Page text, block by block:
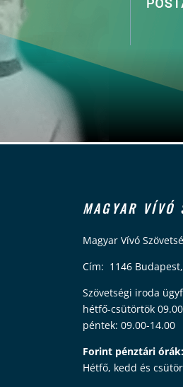
MAGYAR VÍVÓ
Magyar Vívó
Cím: 1146
Szövetségi iroda
hétfő-csütörtök
péntek: 09.00-14.00
Forint pénztári órák:
Hétfő, kedd és